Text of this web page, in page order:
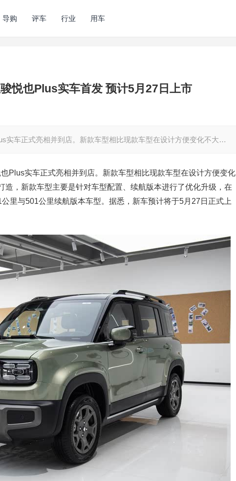
导购 评车 行业 用车
悦也Plus实车首发 预计5月27日上市
实车正式亮相并到店。新款车型相比现款车型在设计方便变化不大…
Plus实车正式亮相并到店。新款车型相比现款车型在设计方便变化
造，新款车型主要是针对车型配置、续航版本进行了优化升级，在
里与501公里续航版本车型。据悉，新车预计将于5月27日正式上